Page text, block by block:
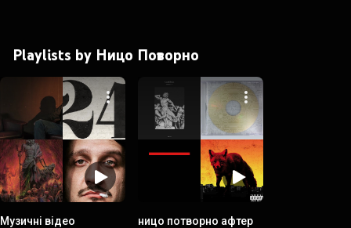
Playlists by Ницо Потворно
Музичні відео
ницо потворно афтер